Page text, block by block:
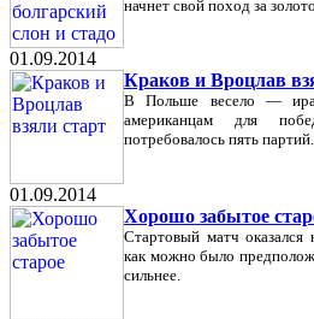
начнет свой поход за
01.09.2014
Краков и Вроцлав
В Польше весело —
американцам для
потребовалось пять партий.
01.09.2014
Хорошо забытое
Стартовый матч оказался
как можно было
сильнее.